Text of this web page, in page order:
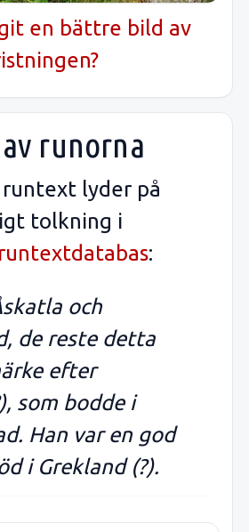
en bättre bild av
runorna
runtext lyder på
tolkning i
:
och
de reste detta
efter
som bodde i
Han var en god
i Grekland (?).